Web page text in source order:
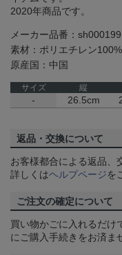
2020年商品です。
メーカー品番：sh000199
素材：ポリエチレン100%
原産国：中国
サイズ 縦
- 26.5cm
返品・交換について
お客様都合による返品、
詳しくはヘルプページを
ご注文の確定について
買い物かごに入れるだけ
にご購入手続きをお済ま